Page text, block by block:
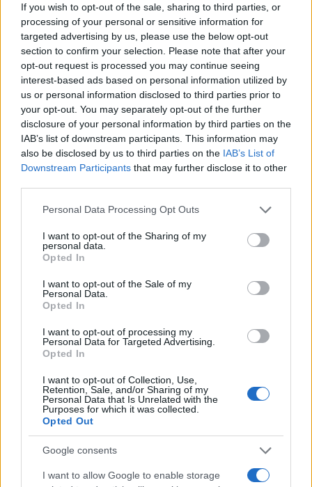
If you wish to opt-out of the sale, sharing to third parties, or
processing of your personal or sensitive information for
targeted advertising by us, please use the below opt-out
section to confirm your selection. Please note that after your
opt-out request is processed you may continue seeing
interest-based ads based on personal information utilized by
us or personal information disclosed to third parties prior to
your opt-out. You may separately opt-out of the further
disclosure of your personal information by third parties on the
IAB’s list of downstream participants. This information may
also be disclosed by us to third parties on the IAB’s List of
Downstream Participants that may further disclose it to other
Please note that this website/app uses one or more Google
not limited to your visit or usage behaviour. You may click to
grant or deny consent to Google and its third-party tags to
use your data for below specified purposes in below Google
consent section.
Personal Data Processing Opt Outs
I want to opt-out of the Sharing of my
personal data.
Opted In
I want to opt-out of the Sale of my
Personal Data.
Opted In
I want to opt-out of processing my
Personal Data for Targeted Advertising.
Opted In
I want to opt-out of Collection, Use,
Retention, Sale, and/or Sharing of my
Personal Data that Is Unrelated with the
Purposes for which it was collected.
Opted Out
Google consents
I want to allow Google to enable storage
Στα «σκαριά» παράταση των επιδοτήσεων στα
καύσιμα - Ανακοινώσεις μέσα στην εβδομάδα
Πάντως σύμφωνα με αρμόδιες πηγές, από τον πρώτο κύκλο
του Fuel Pass έχουν παραμείνει αδιάθετα περίπου 17 εκατ.
ευρώ καθώς σχεδόν 390.000 δικαιούχοι δεν υπέβαλαν αίτηση.
25.05.2026 07:30
Το άλμα πετρελαίου βάζει στο τραπέζι νέο
πακέτο στήριξης - Το σχέδιο για Fuel Pass και
Power Pass
με βάση τον «κουμπαρά» ύψους 200 εκατ. ευρώ.
05.05.2026 06:30